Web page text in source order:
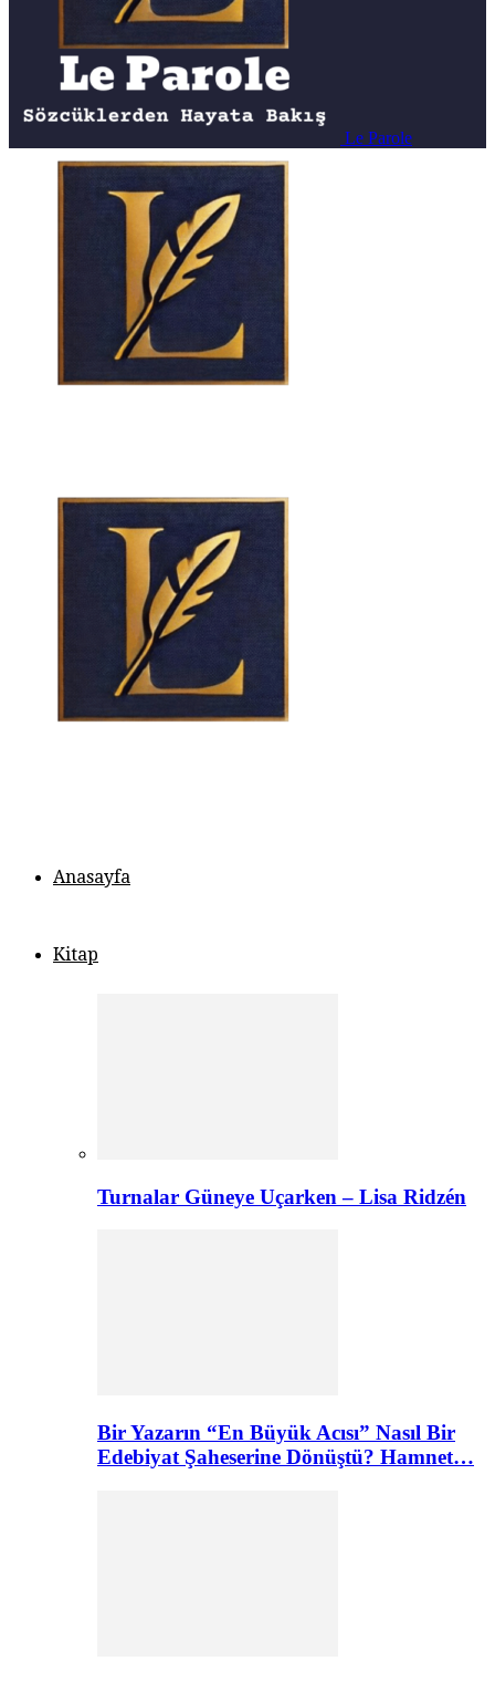
Le Parole
Anasayfa
Kitap
Turnalar Güneye Uçarken – Lisa Ridzén
Bir Yazarın “En Büyük Acısı” Nasıl Bir
Edebiyat Şaheserine Dönüştü? Hamnet…